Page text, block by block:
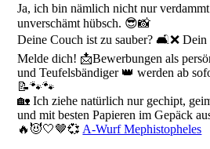
Ja, ich bin nämlich nicht nur
unverschämt hübsch. 😎📸
Deine Couch ist zu sauber? 🛋️❌
Melde dich! 📩Bewerbungen als
und Teufelsbändiger 👑 werden ab
📝🐾🐾
🏡 Ich ziehe natürlich nur gechipt,
und mit besten Papieren im Gepäck
🔥😈🤍🤎💞 A-Wurf Mephistopheles